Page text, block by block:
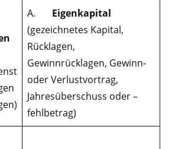
A. Eigenkapital
(gezeichnetes Kapital,
Rücklagen,
Gewinnrücklagen, Gewinn-
oder Verlustvortrag,
Jahresüberschuss oder –
fehlbetrag)